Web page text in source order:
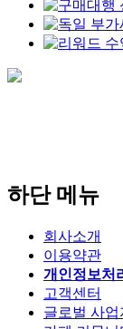
하단 메뉴
회사소개
이용약관
개인정보처
고객센터
글로벌 사업